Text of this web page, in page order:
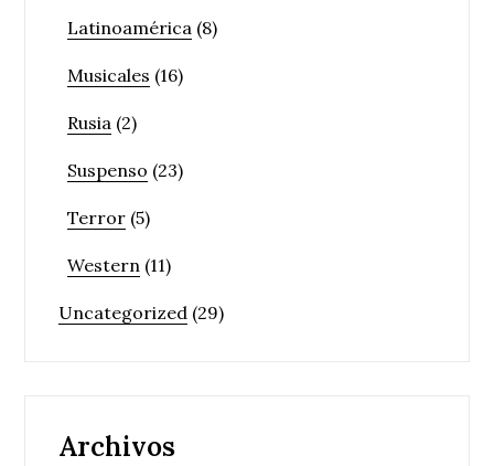
Latinoamérica (8)
Musicales (16)
Rusia (2)
Suspenso (23)
Terror (5)
Western (11)
Uncategorized (29)
Archivos